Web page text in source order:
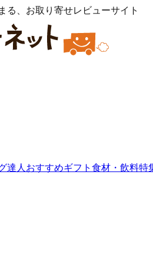
る、お取り寄せレビューサイト
達人おすすめギフト 食材・飲料特